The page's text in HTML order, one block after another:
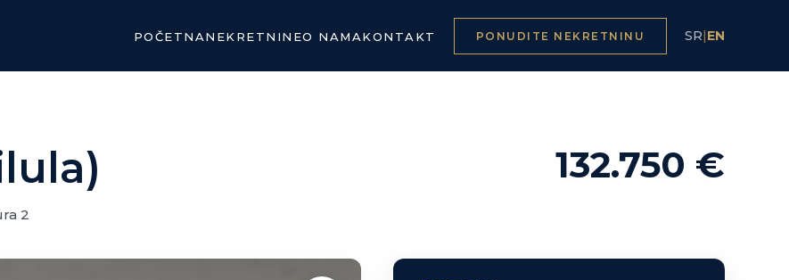
POČETNANEKRETNINEO NAMAKONTAKT PONUDITE NEKRETNINU SR|EN
2
132.750 €